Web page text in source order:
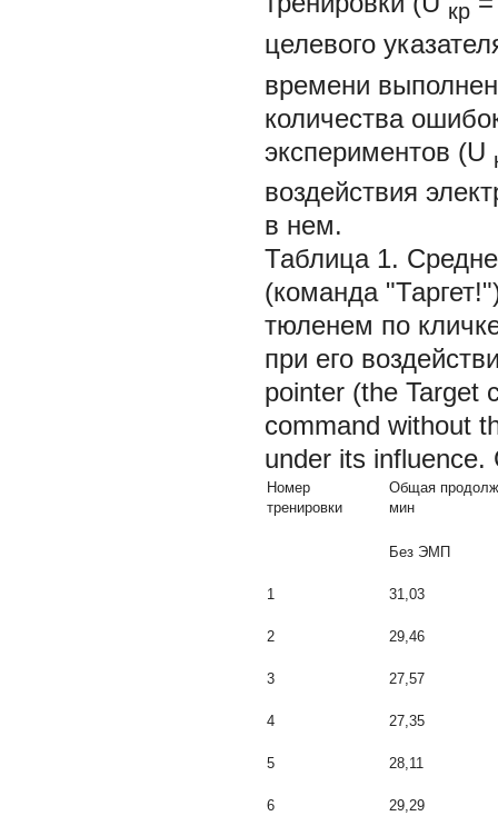
кр
целевого
времени
количества
экспериментов (U
воздействия
в нем.
Таблица 1.
(команда
тюленем по
при его
pointer (the Target
command without
under its influence.
Номер
тренировки
Общая
мин
Без ЭМП
1 31,03
2 29,46
3 27,57
4 27,35
5 28,11
6 29,29